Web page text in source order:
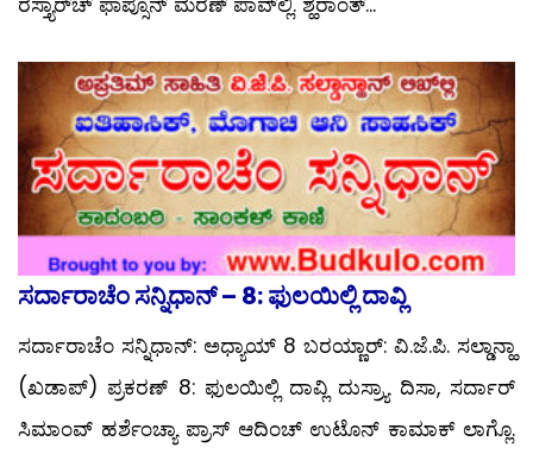
ಸರ್ದಾರಾಚೆಂ ಸನ್ನಿಧಾನ್ – 8: ಫುಲಯಿಲ್ಲಿ ದಾವ್ಲಿ
ಸರ್ದಾರಾಚೆಂ ಸನ್ನಿಧಾನ್: ಅಧ್ಯಾಯ್ 8 ಬರಯ್ಣಾರ್: ವಿ.ಜೆ.ಪಿ. ಸಲ್ಡಾನ್ಹಾ
(ಖಡಾಪ್) ಪ್ರಕರಣ್ 8: ಫುಲಯಿಲ್ಲಿ ದಾವ್ಲಿ ದುಸ್ರ್ಯಾ ದಿಸಾ, ಸರ್ದಾರ್
ಸಿಮಾಂವ್ ಹರ್ಶೆಂಚ್ಯಾ ಪ್ರಾಸ್ ಆದಿಂಚ್ ಉಟೊನ್ ಕಾಮಾಕ್ ಲಾಗ್ಲೊ.